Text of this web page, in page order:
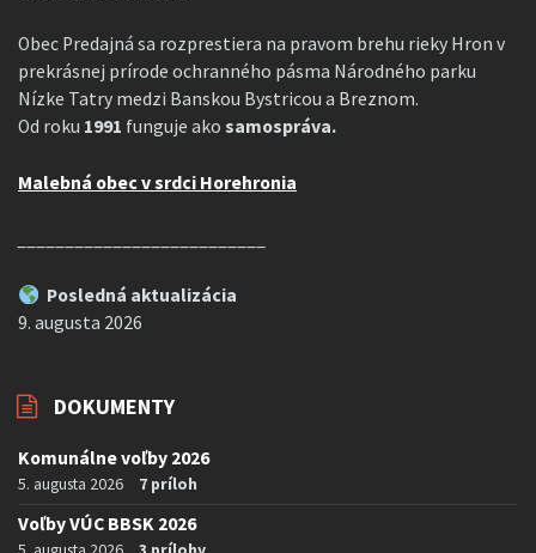
Obec Predajná sa rozprestiera na pravom brehu rieky Hron v
prekrásnej prírode ochranného pásma Národného parku
Nízke Tatry medzi Banskou Bystricou a Breznom.
Od roku 1991 funguje ako samospráva.
Malebná obec v srdci Horehronia
Posledná aktualizácia
9. augusta 2026
DOKUMENTY
Komunálne voľby 2026
5. augusta 2026 7 príloh
Voľby VÚC BBSK 2026